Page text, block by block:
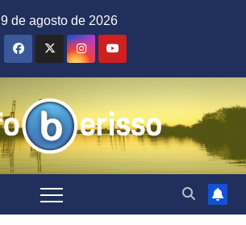
9 de agosto de 2026